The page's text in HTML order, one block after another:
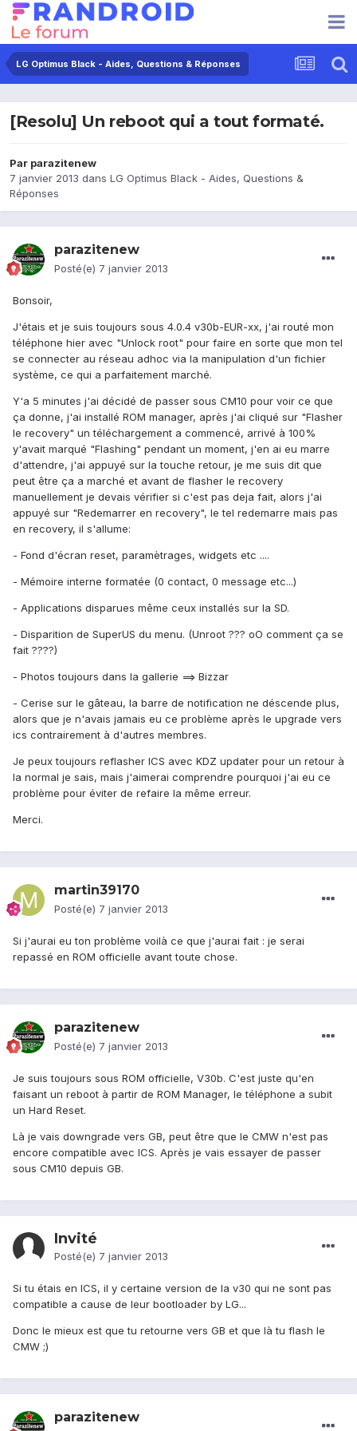
LG Optimus Black - Aides, Questions & Réponses
[Resolu] Un reboot qui a tout formaté.
Par parazitenew
7 janvier 2013 dans LG Optimus Black - Aides, Questions &
Réponses
parazitenew
Posté(e) 7 janvier 2013
Bonsoir,
J'étais et je suis toujours sous 4.0.4 v30b-EUR-xx, j'ai routé mon
téléphone hier avec "Unlock root" pour faire en sorte que mon tel
se connecter au réseau adhoc via la manipulation d'un fichier
système, ce qui a parfaitement marché.
Y'a 5 minutes j'ai décidé de passer sous CM10 pour voir ce que
ça donne, j'ai installé ROM manager, après j'ai cliqué sur "Flasher
le recovery" un téléchargement a commencé, arrivé à 100%
y'avait marqué "Flashing" pendant un moment, j'en ai eu marre
d'attendre, j'ai appuyé sur la touche retour, je me suis dit que
peut être ça a marché et avant de flasher le recovery
manuellement je devais vérifier si c'est pas deja fait, alors j'ai
appuyé sur "Redemarrer en recovery", le tel redemarre mais pas
en recovery, il s'allume:
- Fond d'écran reset, paramètrages, widgets etc ....
- Mémoire interne formatée (0 contact, 0 message etc...)
- Applications disparues même ceux installés sur la SD.
- Disparition de SuperUS du menu. (Unroot ??? oO comment ça se
fait ????)
- Photos toujours dans la gallerie ==> Bizzar
- Cerise sur le gâteau, la barre de notification ne déscende plus,
alors que je n'avais jamais eu ce problème après le upgrade vers
ics contrairement à d'autres membres.
Je peux toujours reflasher ICS avec KDZ updater pour un retour à
la normal je sais, mais j'aimerai comprendre pourquoi j'ai eu ce
problème pour éviter de refaire la même erreur.
Merci.
martin39170
Posté(e) 7 janvier 2013
Si j'aurai eu ton problème voilà ce que j'aurai fait : je serai
repassé en ROM officielle avant toute chose.
parazitenew
Posté(e) 7 janvier 2013
Je suis toujours sous ROM officielle, V30b. C'est juste qu'en
faisant un reboot à partir de ROM Manager, le téléphone a subit
un Hard Reset.
Là je vais downgrade vers GB, peut être que le CMW n'est pas
encore compatible avec ICS. Après je vais essayer de passer
sous CM10 depuis GB.
Invité
Posté(e) 7 janvier 2013
Si tu étais en ICS, il y certaine version de la v30 qui ne sont pas
compatible a cause de leur bootloader by LG...
Donc le mieux est que tu retourne vers GB et que là tu flash le
CMW ;)
parazitenew